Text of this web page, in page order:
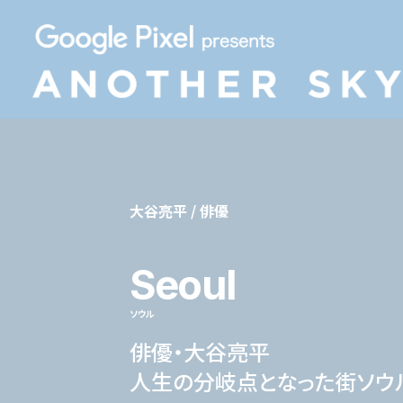
大谷亮平 / 俳優
Seoul
ソウル
俳優・大谷亮平
人生の分岐点となった街ソウ